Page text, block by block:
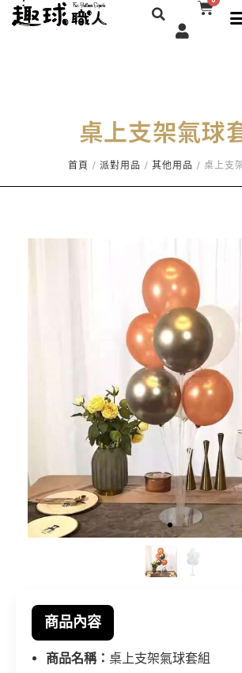
搜
尋
購
桌上支架氣球
首頁 / 派對用品 / 其他用品 / 桌上支
商品內容
商品名稱： 桌上支架氣球套組